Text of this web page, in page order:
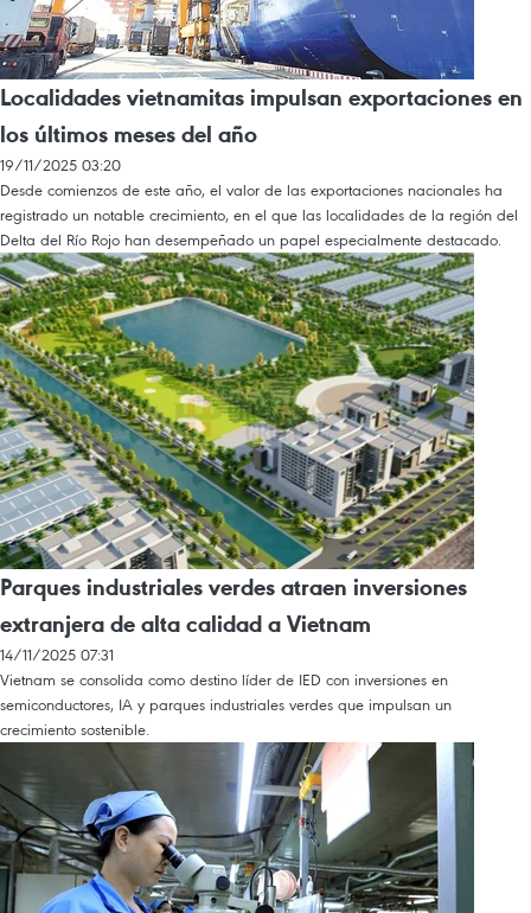
Localidades vietnamitas impulsan exportaciones en
los últimos meses del año
19/11/2025 03:20
Desde comienzos de este año, el valor de las exportaciones nacionales ha
registrado un notable crecimiento, en el que las localidades de la región del
Delta del Río Rojo han desempeñado un papel especialmente destacado.
Parques industriales verdes atraen inversiones
extranjera de alta calidad a Vietnam
14/11/2025 07:31
Vietnam se consolida como destino líder de IED con inversiones en
semiconductores, IA y parques industriales verdes que impulsan un
crecimiento sostenible.